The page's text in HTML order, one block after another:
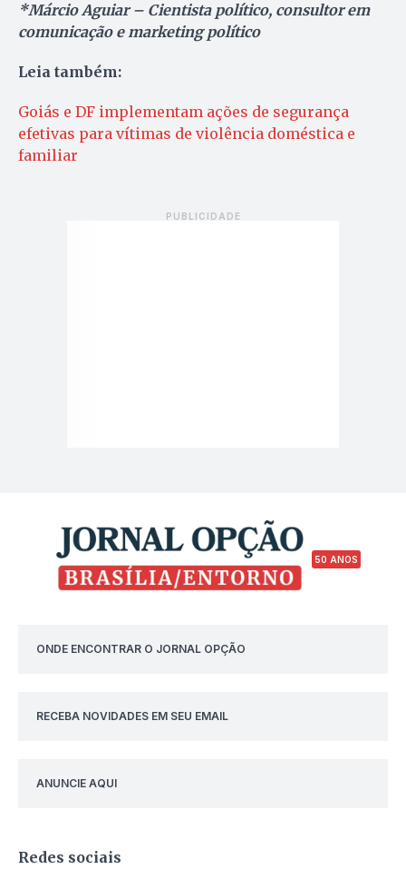
*Márcio Aguiar – Cientista político, consultor em
comunicação e marketing político
Leia também:
Goiás e DF implementam ações de segurança
efetivas para vítimas de violência doméstica e
familiar
50 ANOS
ONDE ENCONTRAR O JORNAL OPÇÃO
RECEBA NOVIDADES EM SEU EMAIL
ANUNCIE AQUI
Redes sociais